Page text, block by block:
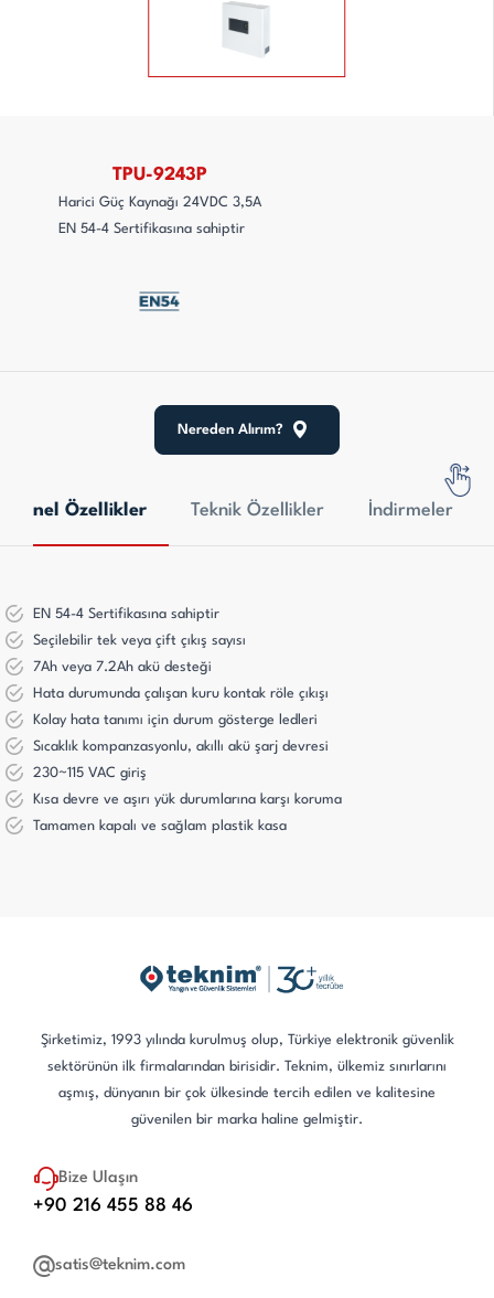
TPU-9243P
Harici Güç Kaynağı 24VDC 3,5A
EN 54-4 Sertifikasına sahiptir
Genel Özellikler Teknik Özellikler İndirmeler
Nereden Alırım?
EN 54-4 Sertifikasına sahiptir
Seçilebilir tek veya çift çıkış sayısı
7Ah veya 7.2Ah akü desteği
Hata durumunda çalışan kuru kontak röle çıkışı
Kolay hata tanımı için durum gösterge ledleri
Sıcaklık kompanzasyonlu, akıllı akü şarj devresi
230~115 VAC giriş
Kısa devre ve aşırı yük durumlarına karşı koruma
Tamamen kapalı ve sağlam plastik kasa
Şirketimiz, 1993 yılında kurulmuş olup, Türkiye elektronik güvenlik
sektörünün ilk firmalarından birisidir. Teknim, ülkemiz sınırlarını
aşmış, dünyanın bir çok ülkesinde tercih edilen ve kalitesine
güvenilen bir marka haline gelmiştir.
Bize Ulaşın
+90 216 455 88 46
satis@teknim.com